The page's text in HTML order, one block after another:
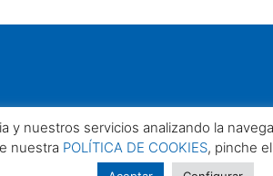
nuestros servicios analizando la
nuestra POLÍTICA DE COOKIES, pinche